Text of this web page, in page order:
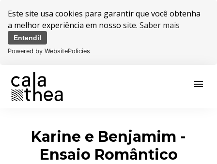
Este site usa cookies para garantir que você obtenha
a melhor experiência em nosso site. Saber mais
Entendi!
Powered by WebsitePolicies
menu
Karine e Benjamim -
Ensaio Romântico